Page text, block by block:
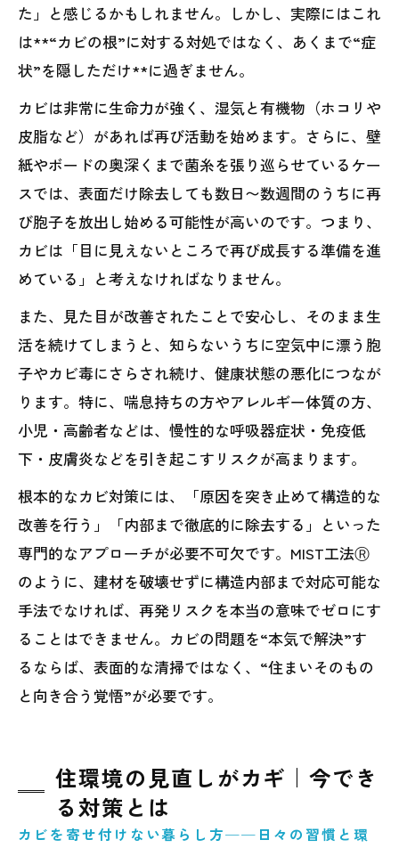
た」と感じるかもしれません。しかし、実際にはこれ
は**“カビの根”に対する対処ではなく、あくまで“症
状”を隠しただけ**に過ぎません。
カビは非常に生命力が強く、湿気と有機物（ホコリや
皮脂など）があれば再び活動を始めます。さらに、壁
紙やボードの奥深くまで菌糸を張り巡らせているケー
スでは、表面だけ除去しても数日〜数週間のうちに再
び胞子を放出し始める可能性が高いのです。つまり、
カビは「目に見えないところで再び成長する準備を進
めている」と考えなければなりません。
また、見た目が改善されたことで安心し、そのまま生
活を続けてしまうと、知らないうちに空気中に漂う胞
子やカビ毒にさらされ続け、健康状態の悪化につなが
ります。特に、喘息持ちの方やアレルギー体質の方、
小児・高齢者などは、慢性的な呼吸器症状・免疫低
下・皮膚炎などを引き起こすリスクが高まります。
根本的なカビ対策には、「原因を突き止めて構造的な
改善を行う」「内部まで徹底的に除去する」といった
専門的なアプローチが必要不可欠です。MIST工法Ⓡ
のように、建材を破壊せずに構造内部まで対応可能な
手法でなければ、再発リスクを本当の意味でゼロにす
ることはできません。カビの問題を“本気で解決”す
るならば、表面的な清掃ではなく、“住まいそのもの
と向き合う覚悟”が必要です。
住環境の見直しがカギ｜今でき
る対策とは
カビを寄せ付けない暮らし方──日々の習慣と環